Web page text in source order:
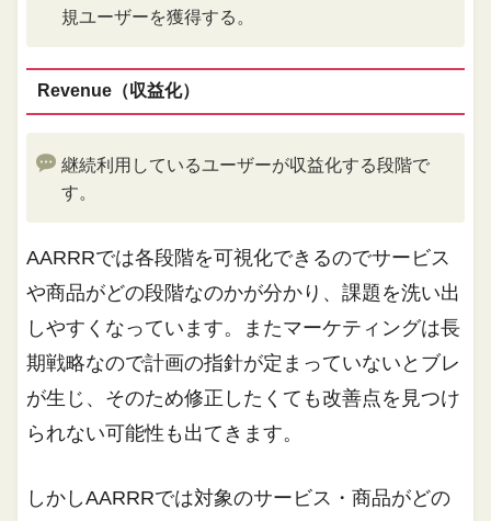
規ユーザーを獲得する。
Revenue（収益化）
継続利用しているユーザーが収益化する段階で
す。
AARRRでは各段階を可視化できるのでサービス
や商品がどの段階なのかが分かり、課題を洗い出
しやすくなっています。またマーケティングは長
期戦略なので計画の指針が定まっていないとブレ
が生じ、そのため修正したくても改善点を見つけ
られない可能性も出てきます。
しかしAARRRでは対象のサービス・商品がどの